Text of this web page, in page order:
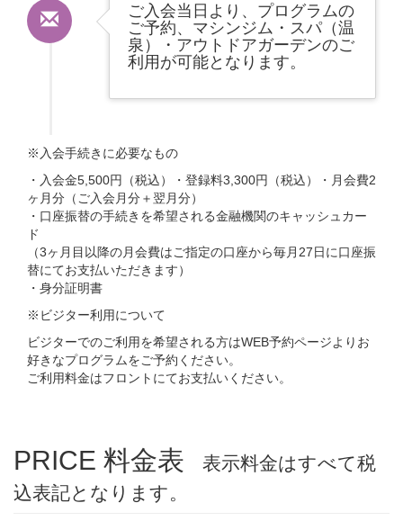
ご入会当日より、プログラムの
ご予約、マシンジム・スパ（温
泉）・アウトドアガーデンのご
利用が可能となります。
※入会手続きに必要なもの
・入会金5,500円（税込）・登録料3,300円（税込）・月会費2
ヶ月分（ご入会月分＋翌月分）
・口座振替の手続きを希望される金融機関のキャッシュカー
ド
（3ヶ月目以降の月会費はご指定の口座から毎月27日に口座振
替にてお支払いただきます）
・身分証明書
※ビジター利用について
ビジターでのご利用を希望される方はWEB予約ページよりお
好きなプログラムをご予約ください。
ご利用料金はフロントにてお支払いください。
PRICE 料金表
表示料金はすべて税
込表記となります。